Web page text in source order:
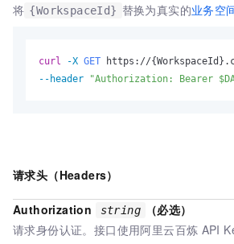
将 {WorkspaceId} 替换为真实的业务空
curl -X GET https://
--header
"Authorization: Bearer
请求头（Headers）
Authorization string
（必选）
请求身份认证。接口使用阿里云百炼 API